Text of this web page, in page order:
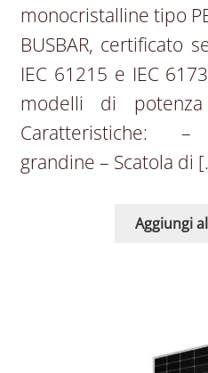
monocristalline tipo
BUSBAR, certificato
IEC 61215 e IEC
modelli di
Caratteristiche:
grandine – Scatola di
Aggiungi